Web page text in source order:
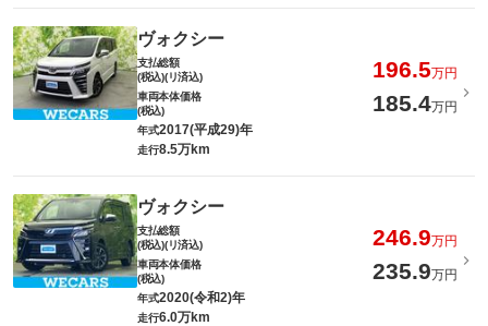
ヴォクシー
支払総額
(税込)(リ済込)
196.5万円
車両本体価格
(税込)
185.4万円
年式2017(平成29)年
走行8.5万km
ヴォクシー
支払総額
(税込)(リ済込)
246.9万円
車両本体価格
(税込)
235.9万円
年式2020(令和2)年
走行6.0万km